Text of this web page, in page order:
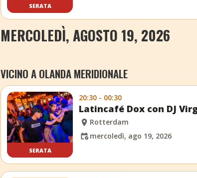
SERATA
MERCOLEDÌ, AGOSTO 19, 2026
VICINO A OLANDA MERIDIONALE
SERATA
20:30 - 00:30
Latincafé Dox con DJ
Rotterdam
mercoledì, ago 19, 2026